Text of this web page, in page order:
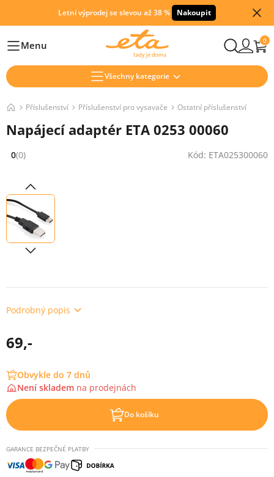
Letní výprodej se slevou až 38 % Nakoupit
HlavníMenu 0
Všechny kategorie
Příslušenství Příslušenství pro vysavače Ostatní příslušenství
Napájecí adaptér ETA 0253 00060
Hodnocení: 0 z 5 (0 recenzí)
0(0) Kód: ETA025300060
Podrobný popis
69,-
Obvykle do 7 dnů
Není skladem na prodejnách
Do košíku
GARANCE BEZPEČNÉ PLATBY